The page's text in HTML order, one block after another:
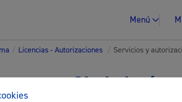
Menú
/ Licencias - Autorizaciones / Servicios y
para Ciudadanía